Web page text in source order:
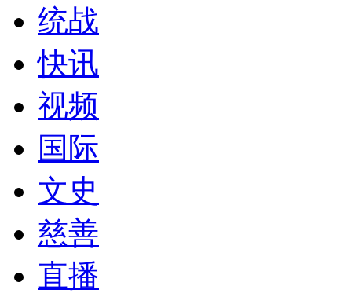
统战
快讯
视频
国际
文史
慈善
直播